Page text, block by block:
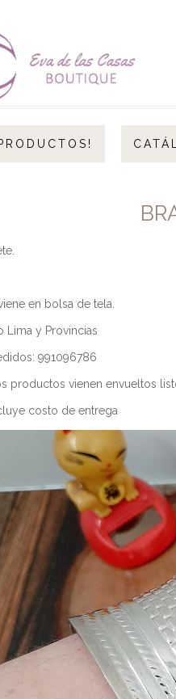
en bolsa de tela.
Lima y Provincias
991096786
productos vienen envueltos
costo de entrega